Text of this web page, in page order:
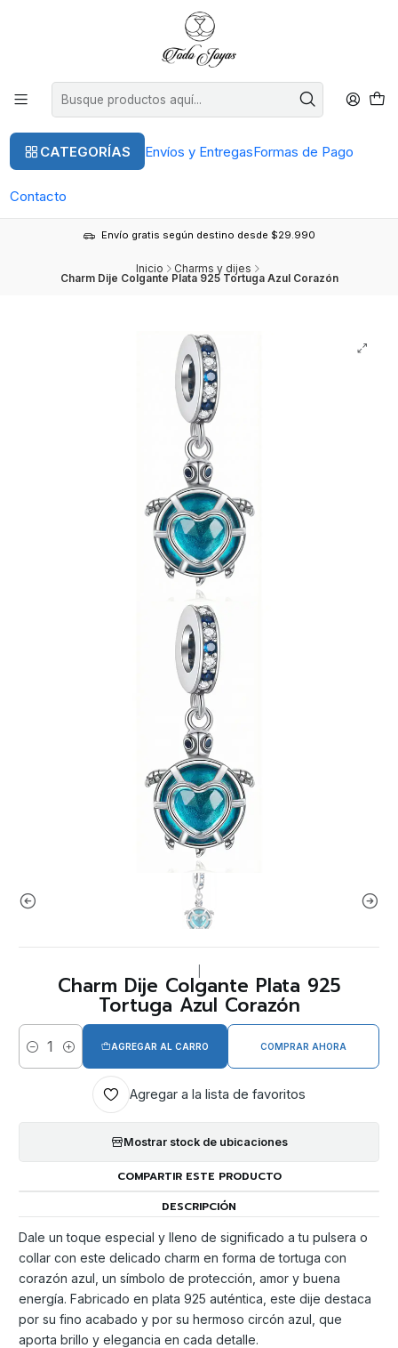
CATEGORÍAS Envíos y EntregasFormas de Pago
Contacto
Envío gratis según destino desde $29.990
Inicio Charms y dijes
Charm Dije Colgante Plata 925 Tortuga Azul Corazón
Charm Dije Colgante Plata 925
Tortuga Azul Corazón
Cantidad
AGREGAR AL CARRO COMPRAR AHORA
Agregar a la lista de favoritos
Mostrar stock de ubicaciones
COMPARTIR ESTE PRODUCTO
DESCRIPCIÓN
Dale un toque especial y lleno de significado a tu pulsera o
collar con este delicado charm en forma de tortuga con
corazón azul, un símbolo de protección, amor y buena
energía. Fabricado en plata 925 auténtica, este dije destaca
por su fino acabado y por su hermoso circón azul, que
aporta brillo y elegancia en cada detalle.